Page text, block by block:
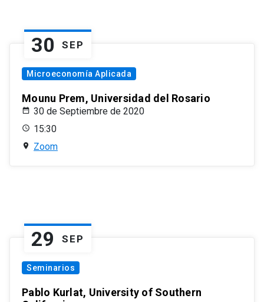
30 SEP
Microeconomía Aplicada
Mounu Prem, Universidad del Rosario
30 de Septiembre de 2020
15:30
Zoom
29 SEP
Seminarios
Pablo Kurlat, University of Southern